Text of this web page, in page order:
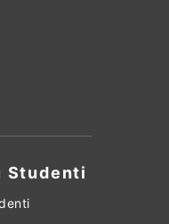
Studenti